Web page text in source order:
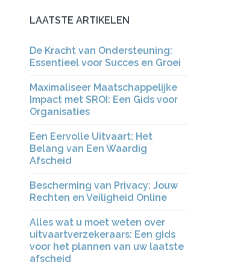
LAATSTE ARTIKELEN
De Kracht van Ondersteuning:
Essentieel voor Succes en Groei
Maximaliseer Maatschappelijke
Impact met SROI: Een Gids voor
Organisaties
Een Eervolle Uitvaart: Het
Belang van Een Waardig
Afscheid
Bescherming van Privacy: Jouw
Rechten en Veiligheid Online
Alles wat u moet weten over
uitvaartverzekeraars: Een gids
voor het plannen van uw laatste
afscheid